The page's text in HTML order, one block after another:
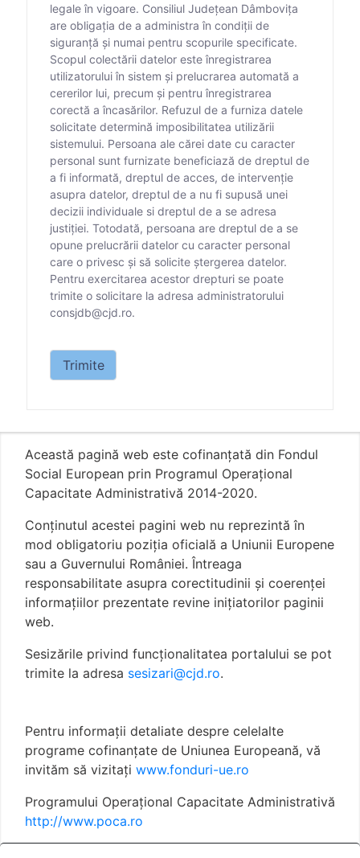
legale în vigoare. Consiliul Județean Dâmbovița
are obligația de a administra în condiții de
siguranță și numai pentru scopurile specificate.
Scopul colectării datelor este înregistrarea
utilizatorului în sistem și prelucrarea automată a
cererilor lui, precum și pentru înregistrarea
corectă a încasărilor. Refuzul de a furniza datele
solicitate determină imposibilitatea utilizării
sistemului. Persoana ale cărei date cu caracter
personal sunt furnizate beneficiază de dreptul de
a fi informată, dreptul de acces, de intervenție
asupra datelor, dreptul de a nu fi supusă unei
decizii individuale si dreptul de a se adresa
justiției. Totodată, persoana are dreptul de a se
opune prelucrării datelor cu caracter personal
care o privesc și să solicite ștergerea datelor.
Pentru exercitarea acestor drepturi se poate
trimite o solicitare la adresa administratorului
consjdb@cjd.ro.
Trimite
Această pagină web este cofinanțată din Fondul
Social European prin Programul Operațional
Capacitate Administrativă 2014-2020.
Conţinutul acestei pagini web nu reprezintă în
mod obligatoriu poziţia oficială a Uniunii Europene
sau a Guvernului României. Întreaga
responsabilitate asupra corectitudinii și coerenței
informațiilor prezentate revine inițiatorilor paginii
web.
Sesizările privind funcționalitatea portalului se pot
trimite la adresa sesizari@cjd.ro.
Pentru informații detaliate despre celelalte
programe cofinanțate de Uniunea Europeană, vă
invităm să vizitați www.fonduri-ue.ro
Programului Operațional Capacitate Administrativă
http://www.poca.ro